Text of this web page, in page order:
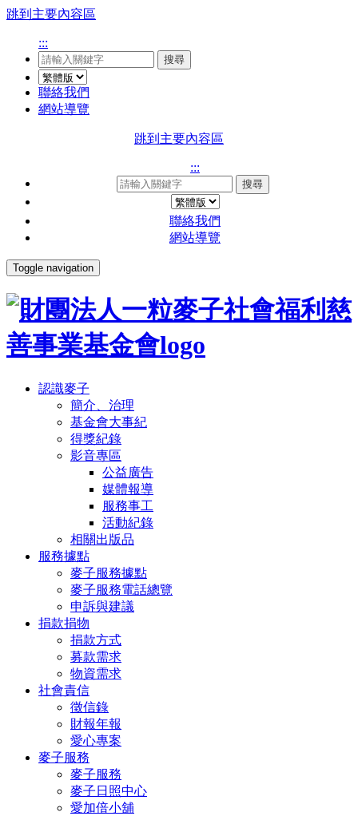
跳到主要內容區
:::
搜尋
聯絡我們
網站導覽
跳到主要內容區
:::
搜尋
聯絡我們
網站導覽
Toggle navigation
認識麥子
簡介、治理
基金會大事紀
得獎紀錄
影音專區
公益廣告
媒體報導
服務事工
活動紀錄
相關出版品
服務據點
麥子服務據點
麥子服務電話總覽
申訴與建議
捐款捐物
捐款方式
募款需求
物資需求
社會責信
徵信錄
財報年報
愛心專案
麥子服務
麥子服務
麥子日照中心
愛加倍小舖